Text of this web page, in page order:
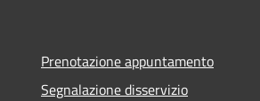
Prenotazione appuntamento
Segnalazione disservizio